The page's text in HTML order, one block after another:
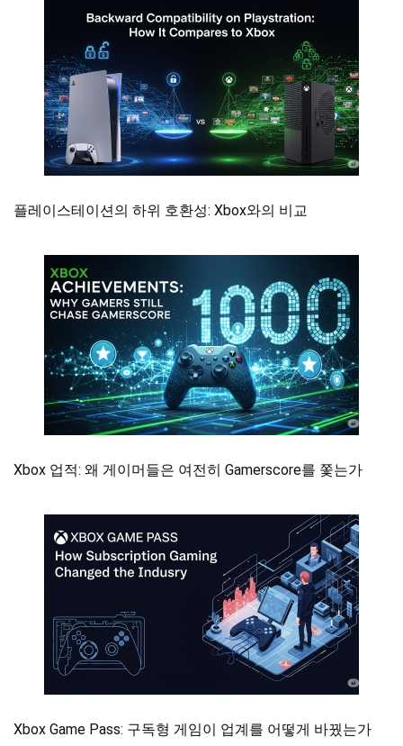
플레이스테이션의 하위 호환성: Xbox와의 비교
Xbox 업적: 왜 게이머들은 여전히 Gamerscore를 쫓는가
Xbox Game Pass: 구독형 게임이 업계를 어떻게 바꿨는가